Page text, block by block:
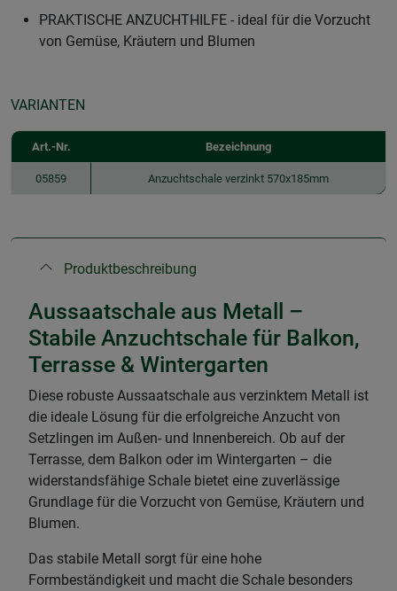
PRAKTISCHE ANZUCHTHILFE - ideal für die Vorzucht
von Gemüse, Kräutern und Blumen
VARIANTEN
Art.-Nr. Bezeichnung
05859 Anzuchtschale verzinkt 570x185mm
Produktbeschreibung
Aussaatschale aus Metall –
Stabile Anzuchtschale für Balkon,
Terrasse & Wintergarten
Diese robuste Aussaatschale aus verzinktem Metall ist
die ideale Lösung für die erfolgreiche Anzucht von
Setzlingen im Außen- und Innenbereich. Ob auf der
Terrasse, dem Balkon oder im Wintergarten – die
widerstandsfähige Schale bietet eine zuverlässige
Grundlage für die Vorzucht von Gemüse, Kräutern und
Blumen.
Das stabile Metall sorgt für eine hohe
Formbeständigkeit und macht die Schale besonders